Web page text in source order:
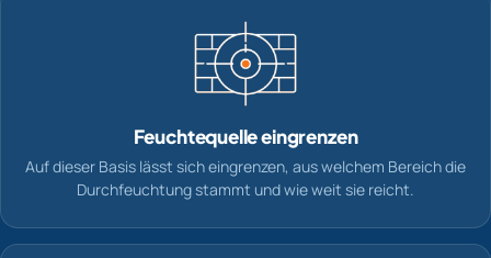
Feuchtequelle eingrenzen
Auf dieser Basis lässt sich eingrenzen, aus welchem Bereich die
Durchfeuchtung stammt und wie weit sie reicht.